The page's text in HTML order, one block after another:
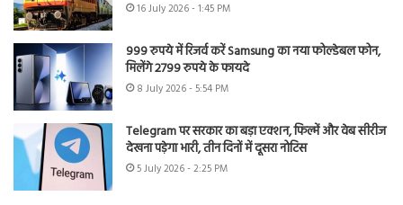
16 July 2026 - 1:45 PM
999 रुपये में रिजर्व करें Samsung का नया फोल्डेबल फोन,
मिलेंगे 2799 रुपये के फायदे
8 July 2026 - 5:54 PM
Telegram पर सरकार का बड़ा एक्शन, फिल्में और वेब सीरीज
देखना पड़ेगा भारी, तीन दिनों में दूसरा नोटिस
5 July 2026 - 2:25 PM